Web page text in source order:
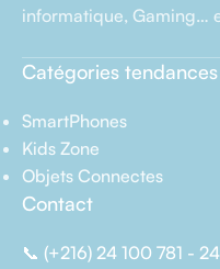
informatique, Gaming…
Catégories tendances
SmartPhones
Kids Zone
Objets Connectes
Contact
📞 (+216) 24 100 781 -